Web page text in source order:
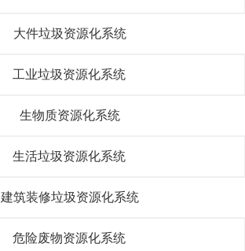
大件垃圾资源化系统
工业垃圾资源化系统
生物质资源化系统
生活垃圾资源化系统
建筑装修垃圾资源化系统
危险废物资源化系统